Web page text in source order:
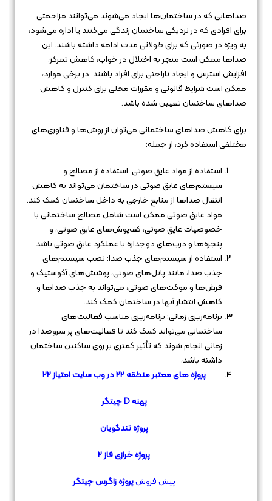
صداهایی که در ساختمان‌ها ایجاد می‌شوند می‌توانند مزاحمتی
برای افرادی که در نزدیکی ساختمان زندگی می‌کنند یا اداره می‌شود،
به ویژه در صورتی که برای طولانی مدت ادامه داشته باشند. این
صداها ممکن است منجر به اختلال در خواب، کاهش تمرکز،
افزایش استرس و ایجاد ناراحتی برای افراد باشند. در برخی موارد،
ممکن است شرایط قانونی و مقررات محلی برای کنترل و کاهش
صداهای ساختمان تعیین شده باشد.
برای کاهش صداهای ساختمانی می‌توان از روش‌ها و فناوری‌های
مختلفی استفاده کرد، از جمله:
استفاده از مواد عایق صوتی: استفاده از مصالح و
سیستم‌های عایق صوتی در ساختمان می‌تواند به کاهش
انتقال صداها از منابع خارجی به داخل ساختمان کمک کند.
مواد عایق صوتی ممکن است شامل مصالح ساختمانی با
خصوصیات عایق صوتی، کف‌پوش‌های عایق صوتی، و
پنجره‌ها و درب‌های دوجداره با عملکرد عایق صوتی باشد.
استفاده از سیستم‌های جذب صدا: نصب سیستم‌های
جذب صدا، مانند پانل‌های صوتی، پوشش‌های آکوستیک و
فرش‌ها و موکت‌های صوتی، می‌تواند به جذب صداها و
کاهش انتشار آنها در ساختمان کمک کند.
برنامه‌ریزی زمانی: برنامه‌ریزی مناسب فعالیت‌های
ساختمانی می‌تواند کمک کند تا فعالیت‌های پر سروصدا در
زمانی انجام شوند که تأثیر کمتری بر روی ساکنین ساختمان
داشته باشد،
پروژه های معتبر منطقه 22 در وب سایت امتیاز 22
پهنه D چیتگر
پروژهتندگویان
پروژه خرازی فاز2
پیش فروشپروژه زاگرس چیتگر